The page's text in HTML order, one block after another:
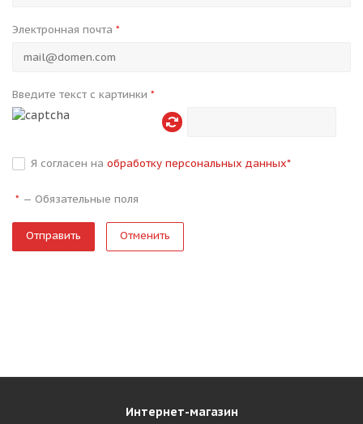
Электронная почта *
Введите текст с картинки *
Я согласен на обработку персональных данных*
* — Обязательные поля
Отменить
Интернет-магазин